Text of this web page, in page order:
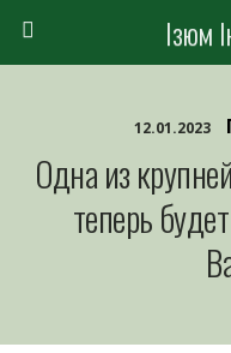
Ізюм
12.01.2023
Одна из
теперь